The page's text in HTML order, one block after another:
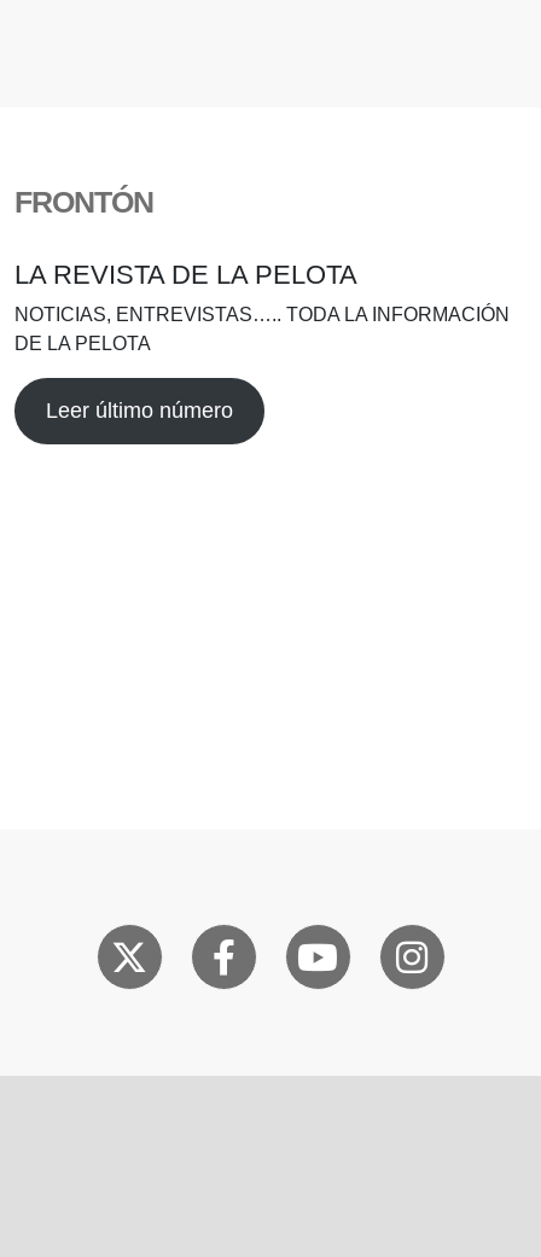
FRONTÓN
LA REVISTA DE LA PELOTA
NOTICIAS, ENTREVISTAS….. TODA LA INFORMACIÓN
DE LA PELOTA
Leer último número